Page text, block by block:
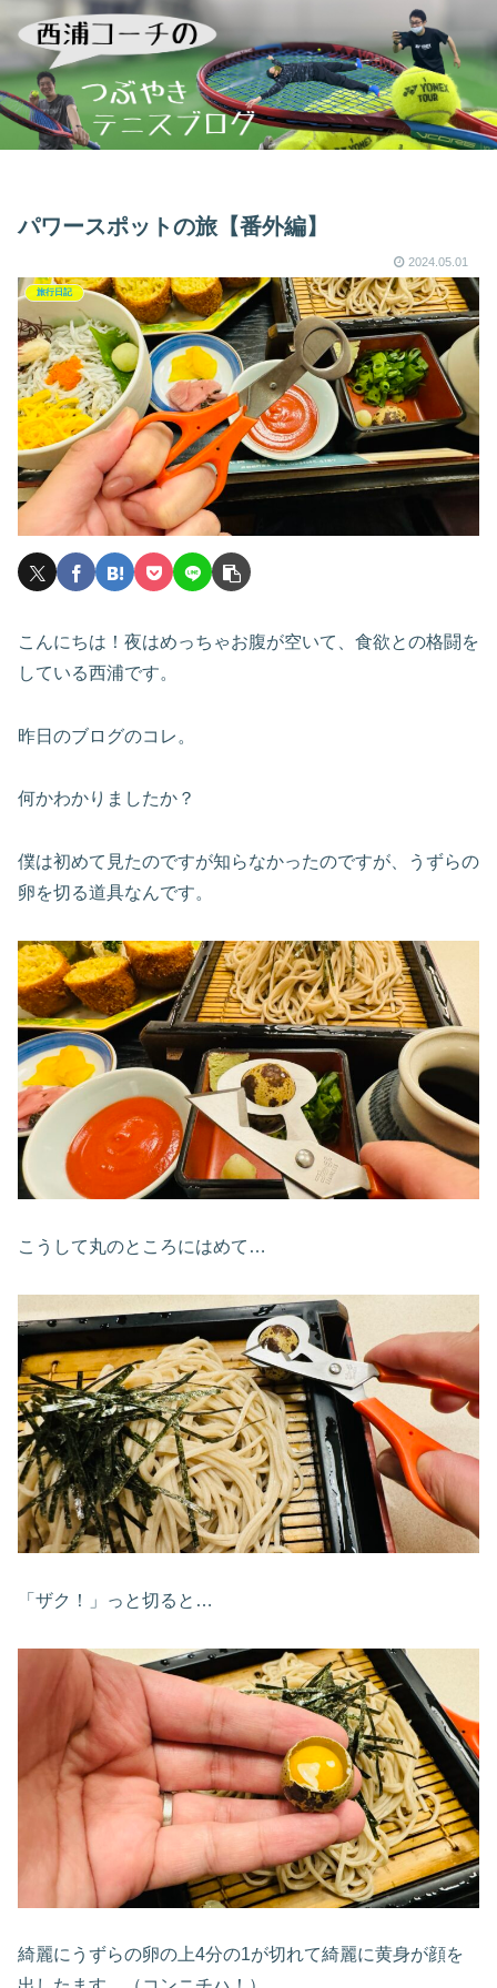
パワースポットの旅【番外編】
2024.05.01
旅行日記
こんにちは！夜はめっちゃお腹が空いて、食欲との格闘を
している西浦です。
昨日のブログのコレ。
何かわかりましたか？
僕は初めて見たのですが知らなかったのですが、うずらの
卵を切る道具なんです。
こうして丸のところにはめて…
「ザク！」っと切ると…
綺麗にうずらの卵の上4分の1が切れて綺麗に黄身が顔を